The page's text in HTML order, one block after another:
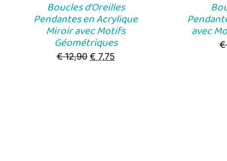
Boucles d’Oreilles
Pendantes en Acrylique
Miroir avec Motifs
Géométriques
€12,90 Original
€ 7,75Current
avec
€